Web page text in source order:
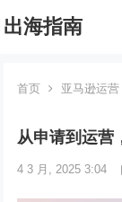
出海指南
首页 亚马逊运营
从申请到运营
4 3 月, 2025 3:04